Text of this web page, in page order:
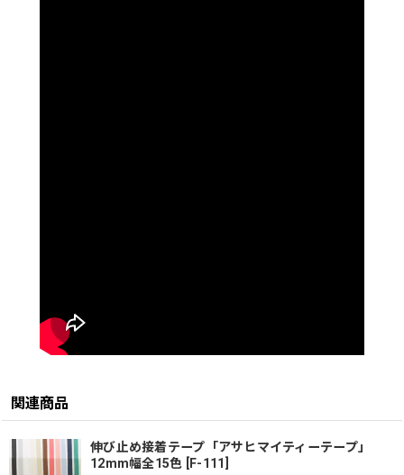
関連商品
伸び止め接着テープ「アサヒマイティーテープ」
12mm幅全15色
F-111